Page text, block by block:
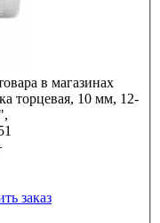
в магазинах
торцевая, 10 мм, 12-
заказ